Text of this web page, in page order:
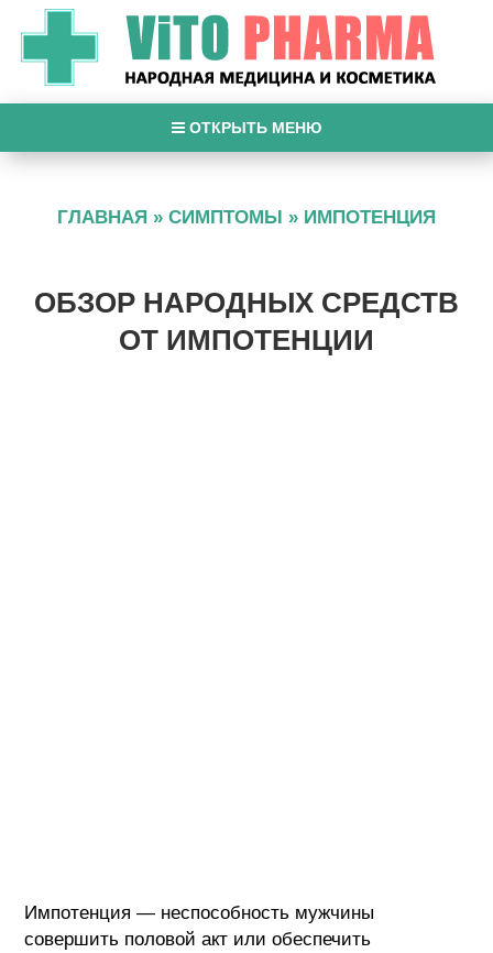
ОТКРЫТЬ МЕНЮ
ГЛАВНАЯ » СИМПТОМЫ » ИМПОТЕНЦИЯ
ОБЗОР НАРОДНЫХ СРЕДСТВ
ОТ ИМПОТЕНЦИИ
Импотенция — неспособность мужчины
совершить половой акт или обеспечить